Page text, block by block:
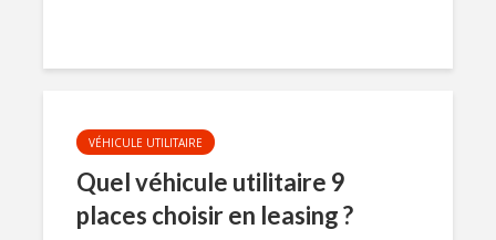
VÉHICULE UTILITAIRE
Quel véhicule utilitaire 9
places choisir en leasing ?